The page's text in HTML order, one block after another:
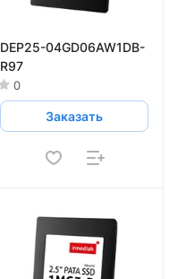
DEP25-04GD06AW1DB-
R97
0
Заказать